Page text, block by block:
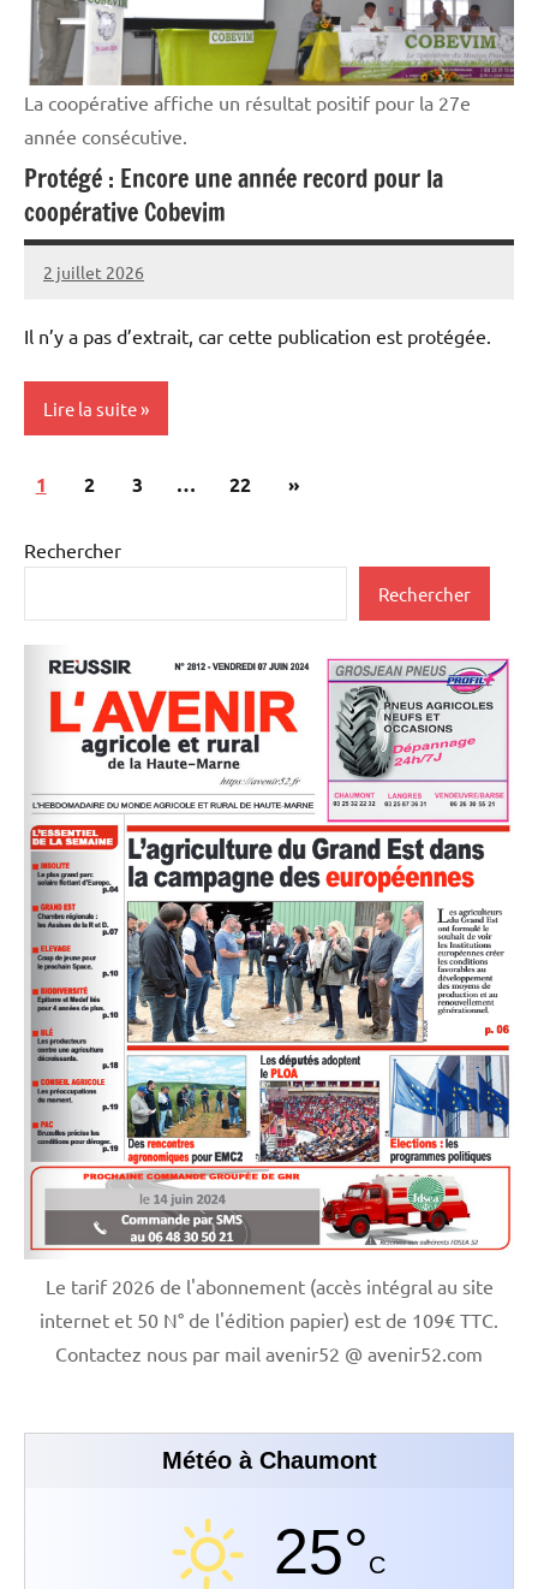
La coopérative affiche un résultat positif pour la 27e
année consécutive.
Protégé : Encore une année record pour la
coopérative Cobevim
2 juillet 2026
Thibaut
Il n’y a pas d’extrait, car cette publication est protégée.
Lire la suite
Elevages
professionnelle
Pagination
publications
1 2 3 … 22
Articles
»
Rechercher
Rechercher
Le tarif 2026 de l'abonnement (accès intégral au site
internet et 50 N° de l'édition papier) est de 109€ TTC.
Contactez nous par mail avenir52 @ avenir52.com
Météo à Chaumont
25°C